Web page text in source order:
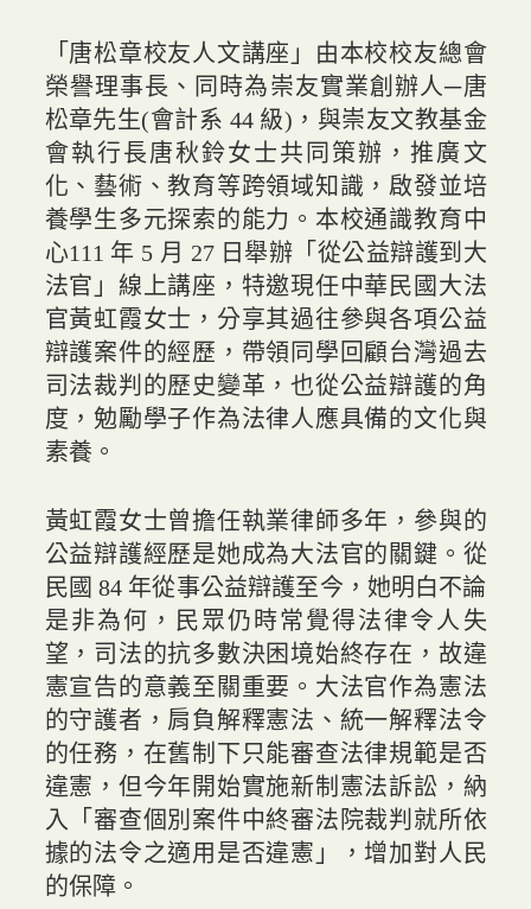
「唐松章校友人文講座」由本校校友總會
榮譽理事長、同時為崇友實業創辦人─唐
松章先生(會計系 44 級)，與崇友文教基金
會執行長唐秋鈴女士共同策辦，推廣文
化、藝術、教育等跨領域知識，啟發並培
養學生多元探索的能力。本校通識教育中
心111 年 5 月 27 日舉辦「從公益辯護到大
法官」線上講座，特邀現任中華民國大法
官黃虹霞女士，分享其過往參與各項公益
辯護案件的經歷，帶領同學回顧台灣過去
司法裁判的歷史變革，也從公益辯護的角
度，勉勵學子作為法律人應具備的文化與
素養。
黃虹霞女士曾擔任執業律師多年，參與的
公益辯護經歷是她成為大法官的關鍵。從
民國 84 年從事公益辯護至今，她明白不論
是非為何，民眾仍時常覺得法律令人失
望，司法的抗多數決困境始終存在，故違
憲宣告的意義至關重要。大法官作為憲法
的守護者，肩負解釋憲法、統一解釋法令
的任務，在舊制下只能審查法律規範是否
違憲，但今年開始實施新制憲法訴訟，納
入「審查個別案件中終審法院裁判就所依
據的法令之適用是否違憲」，增加對人民
的保障。